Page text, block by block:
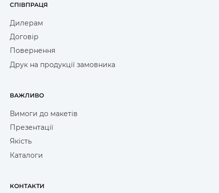
СПІВПРАЦЯ
Дилерам
Договір
Повернення
Друк на продукції замовника
ВАЖЛИВО
Вимоги до макетів
Презентації
Якість
Каталоги
КОНТАКТИ